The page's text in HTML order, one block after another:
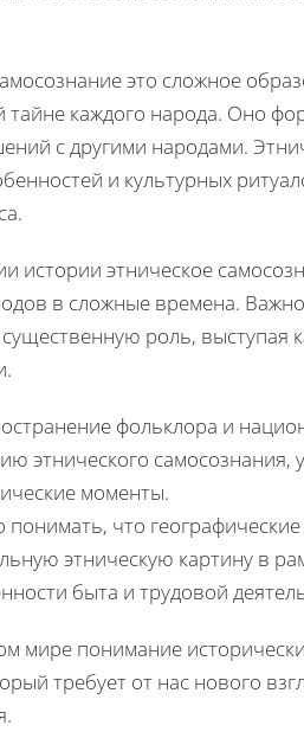
это сложное
тайне каждого народа. Оно
с другими народами.
и культурных
истории этническое
в сложные времена.
роль, выступая
фольклора и
этнического самосознания,
моменты.
понимать, что
этническую картину в
быта и трудовой
мире понимание
требует от нас нового